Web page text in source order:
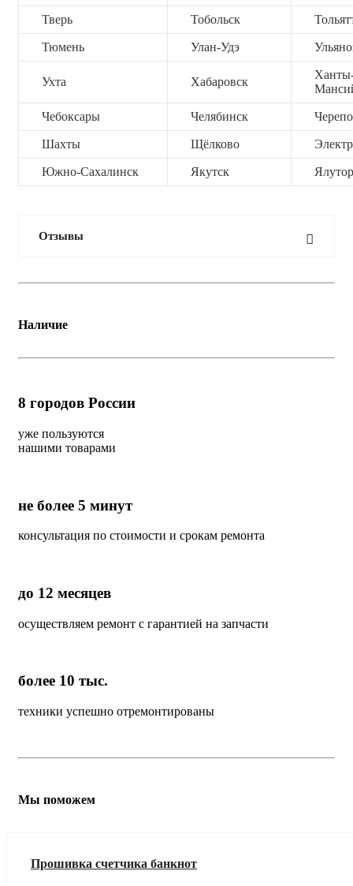
Тверь Тобольск
Тюмень Улан-Удэ
Ухта Хабаровск
Чебоксары Челябинск
Шахты Щёлково
Южно-Сахалинск Якутск
Отзывы
Наличие
8 городов России
уже пользуются
нашими товарами
не более 5 минут
консультация по стоимости и срокам ремонта
до 12 месяцев
осуществляем ремонт с гарантией на запчасти
более 10 тыс.
техники успешно отремонтированы
Мы поможем
Прошивка счетчика банкнот